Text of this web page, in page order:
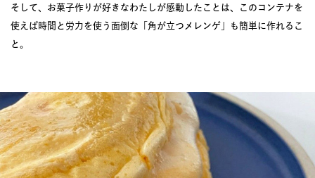
そして、お菓子作りが好きなわたしが感動したことは、このコンテナを
使えば時間と労力を使う面倒な「角が立つメレンゲ」も簡単に作れるこ
と。